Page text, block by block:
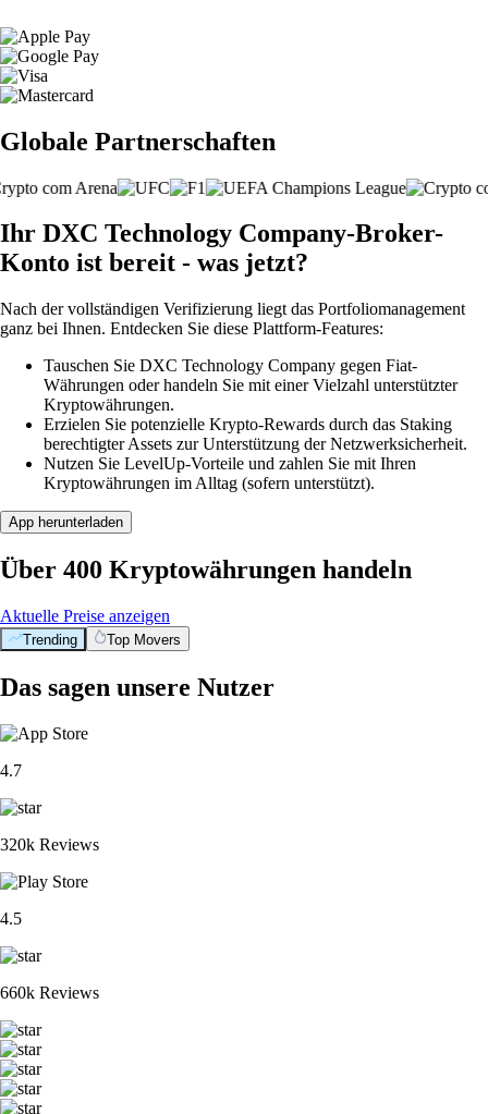
Globale Partnerschaften
Ihr DXC Technology Company-Broker-
Konto ist bereit - was jetzt?
Nach der vollständigen Verifizierung liegt das Portfoliomanagement
ganz bei Ihnen. Entdecken Sie diese Plattform-Features:
Tauschen Sie DXC Technology Company gegen Fiat-
Währungen oder handeln Sie mit einer Vielzahl unterstützter
Kryptowährungen.
Erzielen Sie potenzielle Krypto-Rewards durch das Staking
berechtigter Assets zur Unterstützung der Netzwerksicherheit.
Nutzen Sie LevelUp-Vorteile und zahlen Sie mit Ihren
Kryptowährungen im Alltag (sofern unterstützt).
App herunterladen
Über 400 Kryptowährungen handeln
Aktuelle Preise anzeigen
Trending Top Movers
Das sagen unsere Nutzer
4.7
320k Reviews
4.5
660k Reviews